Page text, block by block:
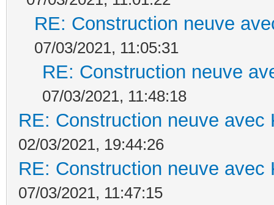
RE: Construction neuve
07/03/2021, 11:05:31
RE: Construction neuve
07/03/2021, 11:48:18
RE: Construction neuve avec
02/03/2021, 19:44:26
RE: Construction neuve avec
07/03/2021, 11:47:15